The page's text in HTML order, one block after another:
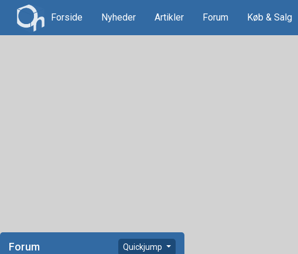
Forside Nyheder Artikler Forum Køb & Salg
Forum
Quickjump